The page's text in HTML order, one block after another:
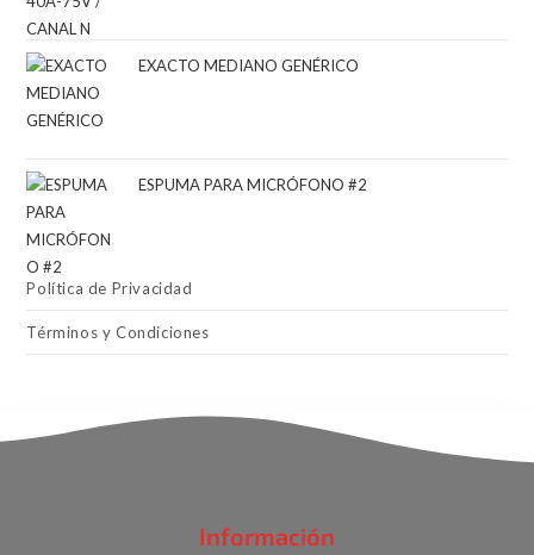
EXACTO MEDIANO GENÉRICO
ESPUMA PARA MICRÓFONO #2
Política de Privacidad
Términos y Condiciones
Información